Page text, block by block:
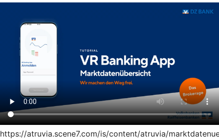
https://atruvia.scene7.com/is/content/atruvia/